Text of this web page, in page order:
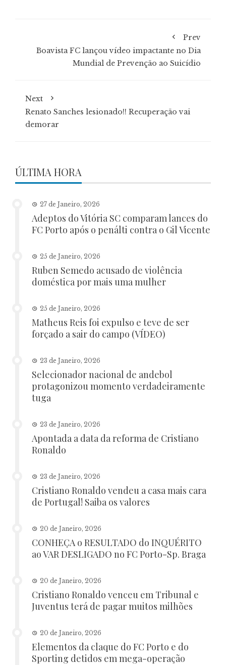
Prev
Boavista FC lançou vídeo impactante no Dia
Mundial de Prevenção ao Suicídio
Next
Renato Sanches lesionado!! Recuperação vai
demorar
ÚLTIMA HORA
27 de Janeiro, 2026
Adeptos do Vitória SC comparam lances do
FC Porto após o penálti contra o Gil Vicente
25 de Janeiro, 2026
Ruben Semedo acusado de violência
doméstica por mais uma mulher
25 de Janeiro, 2026
Matheus Reis foi expulso e teve de ser
forçado a sair do campo (VÍDEO)
23 de Janeiro, 2026
Selecionador nacional de andebol
protagonizou momento verdadeiramente
tuga
23 de Janeiro, 2026
Apontada a data da reforma de Cristiano
Ronaldo
23 de Janeiro, 2026
Cristiano Ronaldo vendeu a casa mais cara
de Portugal! Saiba os valores
20 de Janeiro, 2026
CONHEÇA o RESULTADO do INQUÉRITO
ao VAR DESLIGADO no FC Porto-Sp. Braga
20 de Janeiro, 2026
Cristiano Ronaldo venceu em Tribunal e
Juventus terá de pagar muitos milhões
20 de Janeiro, 2026
Elementos da claque do FC Porto e do
Sporting detidos em mega-operação